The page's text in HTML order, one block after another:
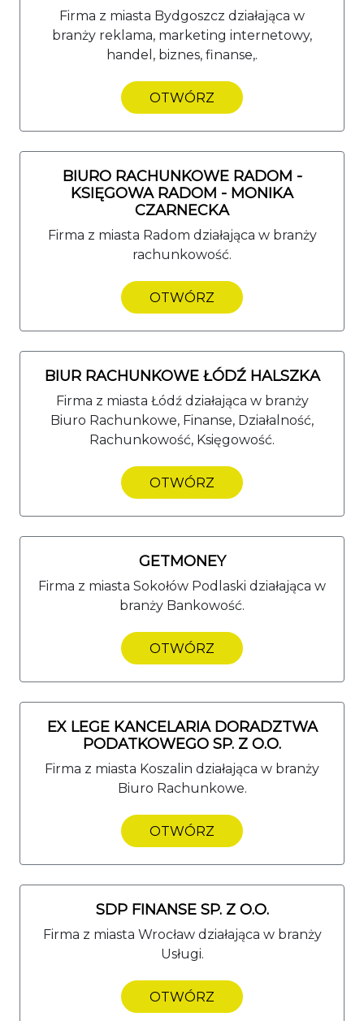
Firma z miasta Bydgoszcz działająca w
branży reklama, marketing internetowy,
handel, biznes, finanse,.
OTWÓRZ
BIURO RACHUNKOWE RADOM -
KSIĘGOWA RADOM - MONIKA
CZARNECKA
Firma z miasta Radom działająca w branży
rachunkowość.
OTWÓRZ
BIUR RACHUNKOWE ŁÓDŹ HALSZKA
Firma z miasta Łódź działająca w branży
Biuro Rachunkowe, Finanse, Działalność,
Rachunkowość, Księgowość.
OTWÓRZ
GETMONEY
Firma z miasta Sokołów Podlaski działająca w
branży Bankowość.
OTWÓRZ
EX LEGE KANCELARIA DORADZTWA
PODATKOWEGO SP. Z O.O.
Firma z miasta Koszalin działająca w branży
Biuro Rachunkowe.
OTWÓRZ
SDP FINANSE SP. Z O.O.
Firma z miasta Wrocław działająca w branży
Usługi.
OTWÓRZ